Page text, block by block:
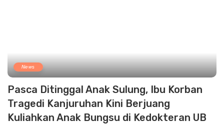
News
Pasca Ditinggal Anak Sulung, Ibu Korban
Tragedi Kanjuruhan Kini Berjuang
Kuliahkan Anak Bungsu di Kedokteran UB